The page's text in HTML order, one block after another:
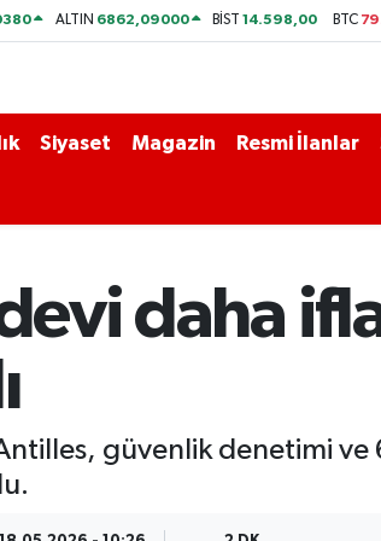
ALTIN 6862,09000 BİST14.598,00 BTC
Siyaset Magazin Resmi İlanlar
daha
güvenlik denetimi